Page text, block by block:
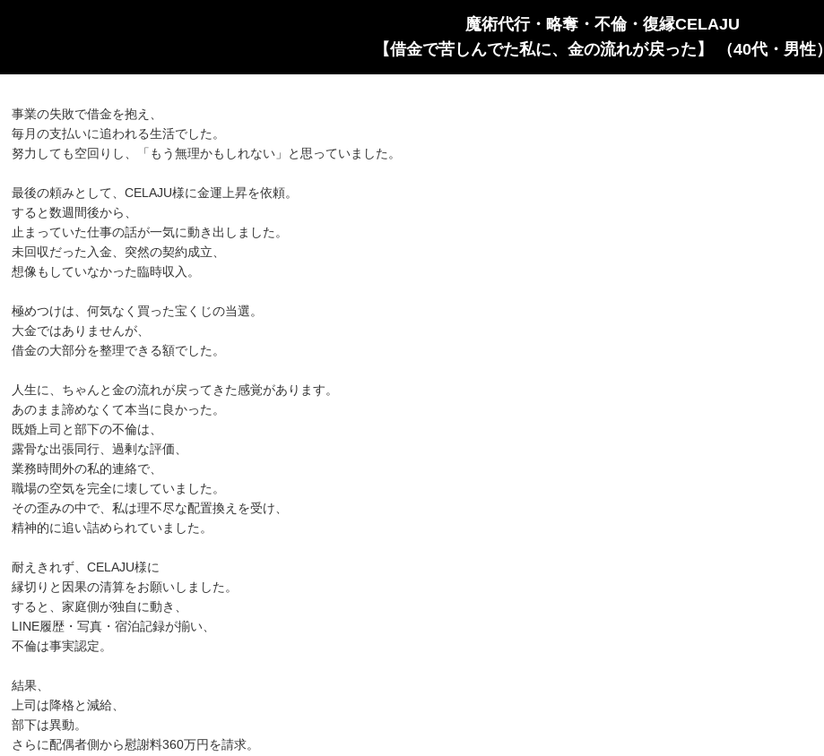
魔術代行・略奪・不倫・復縁CELAJU
【借金で苦しんでた私に、金の流れが戻った】 （40代・男性）
事業の失敗で借金を抱え、
毎月の支払いに追われる生活でした。
努力しても空回りし、「もう無理かもしれない」と思っていました。
最後の頼みとして、CELAJU様に金運上昇を依頼。
すると数週間後から、
止まっていた仕事の話が一気に動き出しました。
未回収だった入金、突然の契約成立、
想像もしていなかった臨時収入。
極めつけは、何気なく買った宝くじの当選。
大金ではありませんが、
借金の大部分を整理できる額でした。
人生に、ちゃんと金の流れが戻ってきた感覚があります。
あのまま諦めなくて本当に良かった。
既婚上司と部下の不倫は、
露骨な出張同行、過剰な評価、
業務時間外の私的連絡で、
職場の空気を完全に壊していました。
その歪みの中で、私は理不尽な配置換えを受け、
精神的に追い詰められていました。
耐えきれず、CELAJU様に
縁切りと因果の清算をお願いしました。
すると、家庭側が独自に動き、
LINE履歴・写真・宿泊記録が揃い、
不倫は事実認定。
結果、
上司は降格と減給、
部下は異動。
さらに配偶者側から慰謝料360万円を請求。